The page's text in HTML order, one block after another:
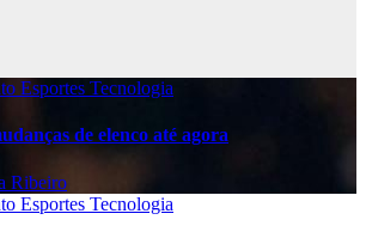
Esportes Tecnologia
de elenco até agora
Ribeiro
Esportes Tecnologia